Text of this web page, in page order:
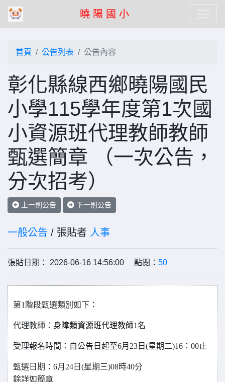
曉 陽 國 小
首頁 公告列表 公告內容
彰化縣線西鄉曉陽國民
小學115學年度第1次國
小資源班代理教師教師
甄選簡章 （一次公告，
分次招考）
上一則公告 下一則公告
一般公告 / 張貼者 人事
張貼日期： 2026-06-16 14:56:00 點閱： 50
第1階段甄選類別如下：
代理教師： 身障類資源班代理教師1名
受理報名時間：自公告日起至6月23日(星期二)16：00止
甄選日期：6月24日(星期三)08時40分
餘詳如簡章